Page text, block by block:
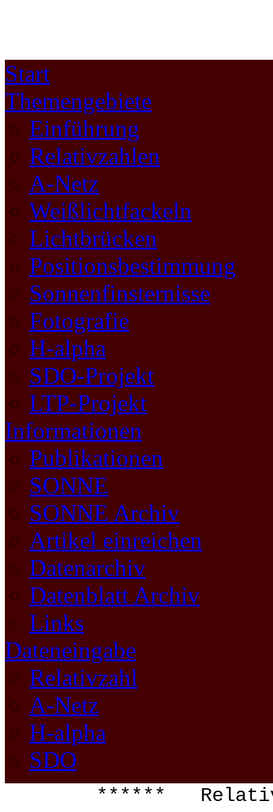
Start
Themengebiete
Einführung
Relativzahlen
A-Netz
Weißlichtfackeln
Lichtbrücken
Positionsbestimmung
Sonnenfinsternisse
Fotografie
H-alpha
SDO-Projekt
LTP-Projekt
Informationen
Publikationen
SONNE
SONNE Archiv
Artikel einreichen
Datenarchiv
Datenblatt Archiv
Links
Dateneingabe
Relativzahl
A-Netz
H-alpha
SDO
******